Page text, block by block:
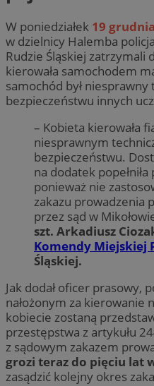
W poniedziałek 19 grudnia
w dzielnicy Halemba
Rudzie Śląskiej
kierowała samochodem
samochód był niesprawny
bezpieczeństwu innych
– Kobieta kierowała
niesprawnym
bezpieczeństwu.
na dodatek
ponieważ nie
zakazu prowadzenia
przez sąd w
szt. Arkadiusz
Komendy Miejskiej
Śląskiej.
Jak dodał oficer prasowy,
nałożonym za kierowanie
kobiecie zostaną
przestępstwa z artykułu
z sądowym zakazem
grozi teraz do pięciu lat
zasądzić kolejny okres